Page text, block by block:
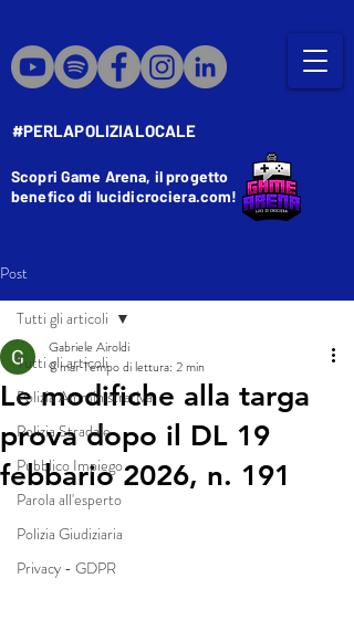
#PERLAPOLIZIALOCALE
Scopri Game Arena, il progetto
benefico di lucidicrociera.com!
Post
Tutti gli articoli
Polizia Amministrativa
Polizia Stradale
Pubblico Impiego
Parola all'esperto
Polizia Giudiziaria
Privacy - GDPR
Tutti gli articoli
Le modifiche alla targa
prova dopo il DL 19
febbario 2026, n. 191
Gabriele Airoldi
9 marTempo di lettura: 2 min